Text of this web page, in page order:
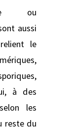
ou
aussi
le
à des
les
reste du